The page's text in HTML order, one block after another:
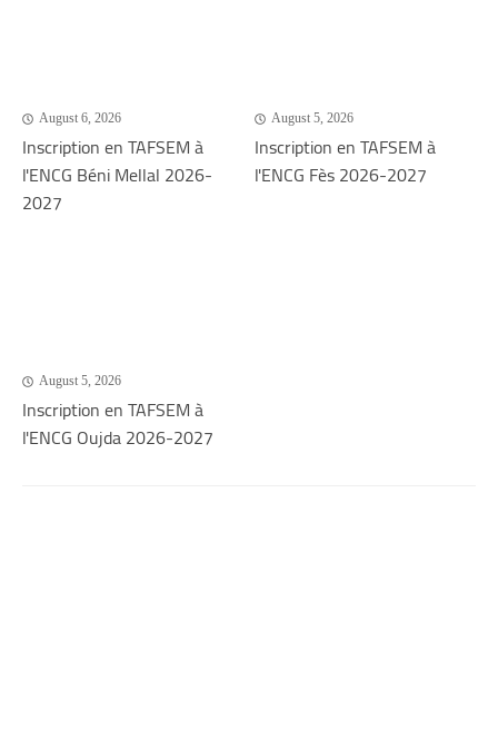
August 6, 2026
Inscription en TAFSEM à
l'ENCG Béni Mellal 2026-
2027
August 5, 2026
Inscription en TAFSEM à
l'ENCG Fès 2026-2027
August 5, 2026
Inscription en TAFSEM à
l'ENCG Oujda 2026-2027